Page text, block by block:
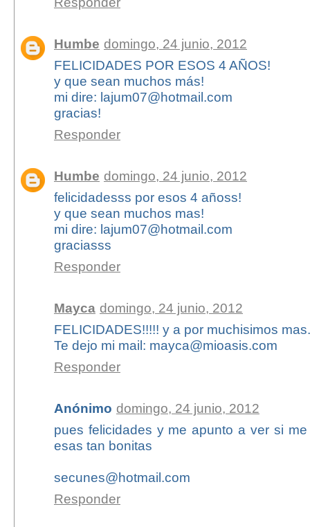
Humbe domingo, 24 junio, 2012
FELICIDADES POR ESOS 4 AÑOS!
y que sean muchos más!
mi dire: lajum07@hotmail.com
gracias!
Responder
Humbe domingo, 24 junio, 2012
felicidadesss por esos 4 añoss!
y que sean muchos mas!
mi dire: lajum07@hotmail.com
graciasss
Responder
Mayca domingo, 24 junio, 2012
FELICIDADES!!!!! y a por muchisimos mas.
Te dejo mi mail: mayca@mioasis.com
Responder
Anónimo domingo, 24 junio, 2012
pues felicidades y me apunto a ver si
esas tan bonitas
secunes@hotmail.com
Responder